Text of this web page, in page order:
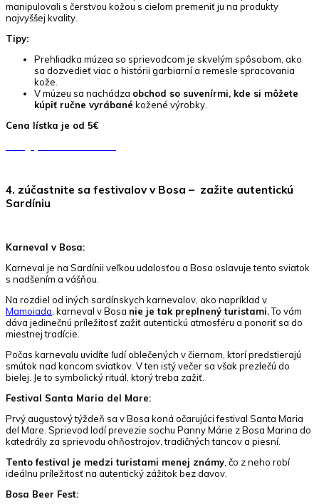
manipulovali s čerstvou kožou s cieľom premeniť ju na produkty
najvyššej kvality.
Tipy:
Prehliadka múzea so sprievodcom je skvelým spôsobom, ako
sa dozvedieť viac o histórii garbiarní a remesle spracovania
kože.
V múzeu sa nachádza obchod so suvenírmi, kde si môžete
kúpiť ručne vyrábané kožené výrobky.
Cena lístka je od 5€
4. zúčastnite sa festivalov v Bosa – zažite autentickú
Sardíniu
Karneval v Bosa:
Karneval je na Sardínii veľkou udalosťou a Bosa oslavuje tento sviatok
s nadšením a vášňou.
Na rozdiel od iných sardínskych karnevalov, ako napríklad v
Mamoiada, karneval v Bosa nie je tak preplnený turistami.To vám
dáva jedinečnú príležitosť zažiť autentickú atmosféru a ponoriť sa do
miestnej tradície.
Počas karnevalu uvidíte ľudí oblečených v čiernom, ktorí predstierajú
smútok nad koncom sviatkov. V ten istý večer sa však prezlečú do
bielej. Je to symbolický rituál, ktorý treba zažiť.
Festival Santa Maria del Mare:
Prvý augustový týždeň sa v Bosa koná očarujúci festival Santa Maria
del Mare. Sprievod lodí prevezie sochu Panny Márie z Bosa Marina do
katedrály za sprievodu ohňostrojov, tradičných tancov a piesní.
Tento festival je medzi turistami menej známy, čo z neho robí
ideálnu príležitosť na autentický zážitok bez davov.
Bosa Beer Fest: